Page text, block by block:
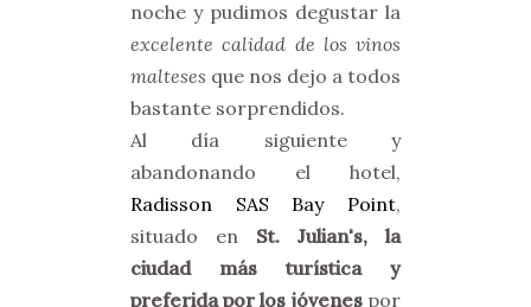
noche y pudimos degustar la
excelente calidad de los vinos
malteses que nos dejo a todos
bastante sorprendidos.
Al día siguiente y
abandonando el hotel,
Radisson SAS Bay Point,
situado en St. Julian's, la
ciudad más turística y
preferida por los jóvenes por